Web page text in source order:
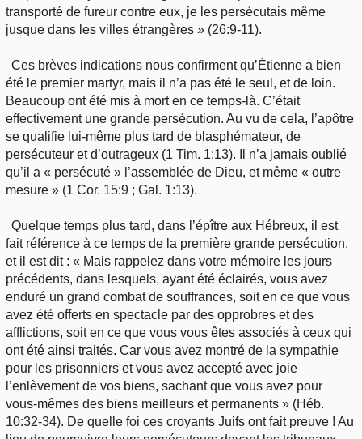
transporté de fureur contre eux, je les persécutais même
jusque dans les villes étrangères » (26:9-11).
Ces brèves indications nous confirment qu’Étienne a bien
été le premier martyr, mais il n’a pas été le seul, et de loin.
Beaucoup ont été mis à mort en ce temps-là. C’était
effectivement une grande persécution. Au vu de cela, l’apôtre
se qualifie lui-même plus tard de blasphémateur, de
persécuteur et d’outrageux (1 Tim. 1:13). Il n’a jamais oublié
qu’il a « persécuté » l’assemblée de Dieu, et même « outre
mesure » (1 Cor. 15:9 ; Gal. 1:13).
Quelque temps plus tard, dans l’épître aux Hébreux, il est
fait référence à ce temps de la première grande persécution,
et il est dit : « Mais rappelez dans votre mémoire les jours
précédents, dans lesquels, ayant été éclairés, vous avez
enduré un grand combat de souffrances, soit en ce que vous
avez été offerts en spectacle par des opprobres et des
afflictions, soit en ce que vous vous êtes associés à ceux qui
ont été ainsi traités. Car vous avez montré de la sympathie
pour les prisonniers et vous avez accepté avec joie
l’enlèvement de vos biens, sachant que vous avez pour
vous-mêmes des biens meilleurs et permanents » (Héb.
10:32-34). De quelle foi ces croyants Juifs ont fait preuve ! Au